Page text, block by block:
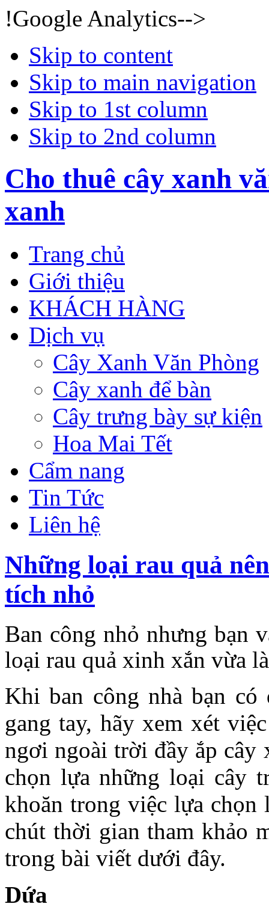
!Google Analytics-->
Skip to content
Skip to main navigation
Skip to 1st column
Skip to 2nd column
Cho thuê cây xanh
xanh
Trang chủ
Giới thiệu
KHÁCH HÀNG
Dịch vụ
Cây Xanh Văn Phòng
Cây xanh để bàn
Cây trưng bày sự kiện
Hoa Mai Tết
Cẩm nang
Tin Tức
Liên hệ
Những loại rau quả
tích nhỏ
Ban công nhỏ nhưng bạn
loại rau quả xinh xắn vừa
Khi ban công nhà bạn
gang tay, hãy xem xét
ngơi ngoài trời đầy ắp cây
chọn lựa những loại cây
khoăn trong việc lựa chọn
chút thời gian tham khảo
trong bài viết dưới đây.
Dứa